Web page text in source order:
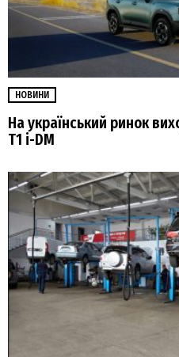
НОВИНИ
На український ринок
T1 i-DM